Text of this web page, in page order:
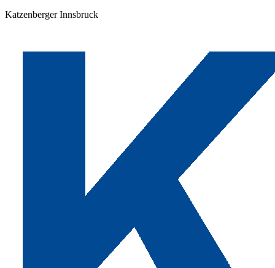
Katzenberger Innsbruck